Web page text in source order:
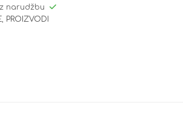
narudžbu
, PROIZVODI